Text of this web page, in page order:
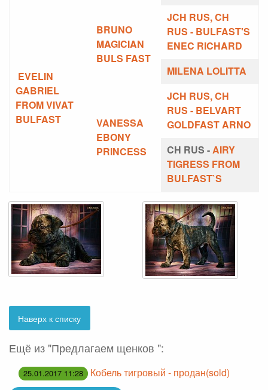
EVELIN
GABRIEL
FROM VIVAT
BULFAST
BRUNO
MAGICIAN
BULS FAST
JCH RUS, CH
RUS - BULFAST'S
ENEC RICHARD
MILENA LOLITTA
VANESSA
EBONY
PRINCESS
JCH RUS, CH
RUS - BELVART
GOLDFAST ARNO
CH RUS -AIRY
TIGRESS FROM
BULFAST`S
Наверх к списку
Ещё из "Предлагаем щенков ":
25.01.2017 11:28 Кобель тигровый - продан(sold)